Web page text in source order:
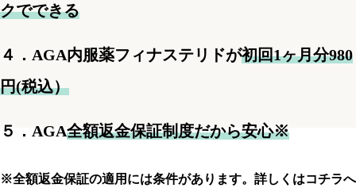
クでできる
４．AGA内服薬フィナステリドが初回1ヶ月分980
円(税込）
５．AGA全額返金保証制度だから安心※
※全額返金保証の適用には条件があります。詳しくはコチラへ